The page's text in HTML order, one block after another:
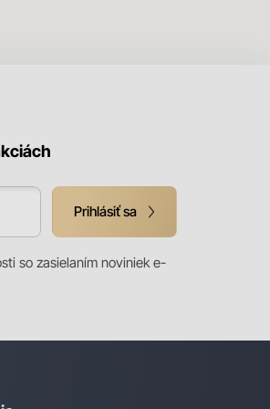
Prihlásiť sa
so zasielaním noviniek e-